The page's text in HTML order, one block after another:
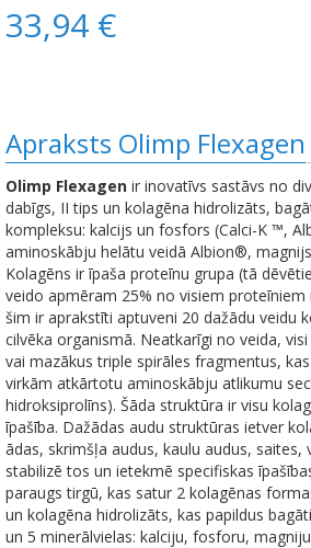
33,94 €
Apraksts Olimp Flexagen
Olimp Flexagen ir inovatīvs sastāvs no
dabīgs, II tips un kolagēna hidrolizāts,
kompleksu: kalcijs un fosfors (Calci-K ™,
aminoskābju helātu veidā Albion®,
Kolagēns ir īpaša proteīnu grupa (tā
veido apmēram 25% no visiem
šim ir aprakstīti aptuveni 20 dažādu veidu
cilvēka organismā. Neatkarīgi no veida,
vai mazākus triple spirāles fragmentus,
virkām atkārtotu aminoskābju atlikumu
hidroksiprolīns). Šāda struktūra ir visu
īpašība. Dažādas audu struktūras ietver
ādas, skrimšļa audus, kaulu audus,
stabilizē tos un ietekmē specifiskas
paraugs tirgū, kas satur 2 kolagēnas
un kolagēna hidrolizāts, kas papildus
un 5 minerālvielas: kalciju, fosforu,